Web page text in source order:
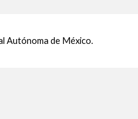
Autónoma de México.